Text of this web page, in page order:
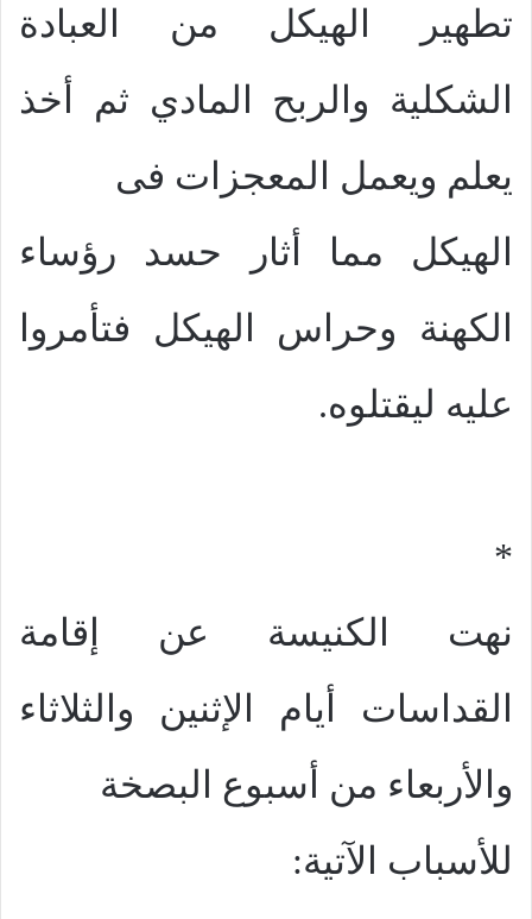
تطهير الهيكل من العبادة
الشكلية والربح المادي ثم أخذ
يعلم ويعمل المعجزات فى
الهيكل مما أثار حسد رؤساء
الكهنة وحراس الهيكل فتأمروا
عليه ليقتلوه.
*
نهت الكنيسة عن إقامة
القداسات أيام الإثنين والثلاثاء
والأربعاء من أسبوع البصخة
للأسباب الآتية: